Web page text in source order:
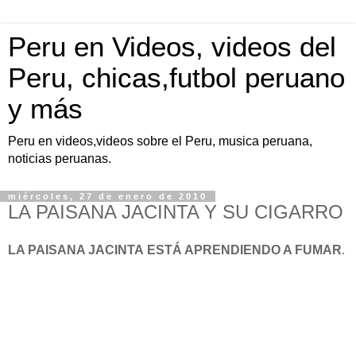
Peru en Videos, videos del
Peru, chicas,futbol peruano
y más
Peru en videos,videos sobre el Peru, musica peruana,
noticias peruanas.
miércoles, 27 de enero de 2010
LA PAISANA JACINTA Y SU CIGARRO
LA PAISANA JACINTA ESTÁ APRENDIENDO A FUMAR.